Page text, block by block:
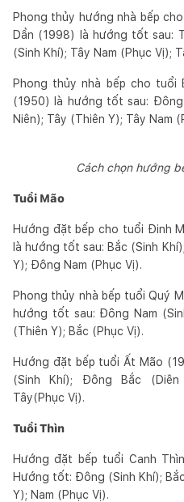
Phong thủy hướng nhà bếp
Dần (1998) là hướng tốt sau:
(Sinh Khí); Tây Nam (Phục Vị);
Phong thủy nhà bếp cho tuổi
(1950) là hướng tốt sau: Đông
Niên); Tây (Thiên Y); Tây Nam
Cách chọn hướng
Tuổi Mão
Hướng đặt bếp cho tuổi Đinh
là hướng tốt sau: Bắc (Sinh
Y); Đông Nam (Phục Vị).
Phong thủy nhà bếp tuổi Quý
hướng tốt sau: Đông Nam
(Thiên Y); Bắc (Phục Vị).
Hướng đặt bếp tuổi Ất Mão
(Sinh Khí); Đông Bắc
Tây(Phục Vị).
Tuổi Thìn
Hướng đặt bếp tuổi Canh
Hướng tốt: Đông (Sinh Khí);
Y); Nam (Phục Vị).